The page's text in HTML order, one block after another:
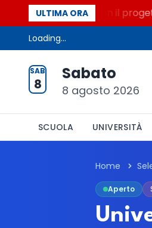
ULTIMA ORA
STEM a Lerici con il progetto
Loading...
SAB
8
Sabato
8 agosto 2026
SCUOLA UNIVERSITÀ
Home
Aperto